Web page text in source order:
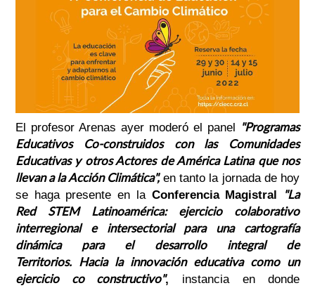
El profesor Arenas ayer moderó el panel "Programas
Educativos Co-construidos con las Comunidades
Educativas y otros Actores de América Latina que nos
llevan a la Acción Climática",en tanto la jornada de hoy
se haga presente en la Conferencia Magistral "La
Red STEM Latinoamérica: ejercicio colaborativo
interregional e intersectorial para una cartografía
dinámica para el desarrollo integral de
Territorios. Hacia la innovación educativa como un
ejercicio co constructivo", instancia en donde